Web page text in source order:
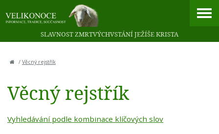
SLAVNOST ZMRTVÝCHVSTÁNÍ JEŽÍŠE KRISTA
/ Věcný rejstřík
Věcný rejstřík
Vyhledávání podle kombinace klíčových slov